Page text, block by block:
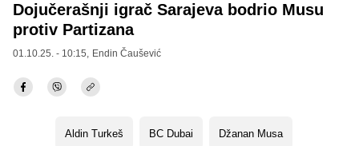
Dojučerašnji igrač Sarajeva bodrio Musu
protiv Partizana
01.10.25. - 10:15, Endin Čaušević
Aldin Turkeš BC Dubai Džanan Musa